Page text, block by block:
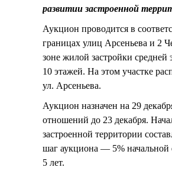
развитии застроенной
Аукцион проводится в
границах улиц Арсеньева и 2
зоне жилой застройки
10 этажей. На этом участке
ул. Арсеньева.
Аукцион назначен на 29
отношений до 23 декабря.
застроенной территории
шаг аукциона — 5% начальной
5 лет.